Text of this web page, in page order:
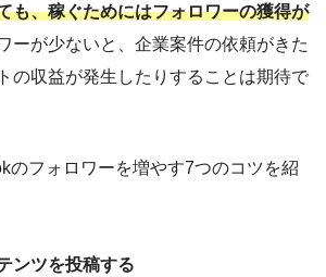
も、稼ぐためにはフォロワーの獲得が
ーが少ないと、企業案件の依頼がきた
の収益が発生したりすることは期待で
のフォロワーを増やす7つのコツを紹
ンツを投稿する